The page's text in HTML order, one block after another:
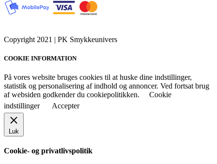
Copyright 2021 | PK Smykkeunivers
COOKIE INFORMATION
På vores website bruges cookies til at huske dine indstillinger,
statistik og personalisering af indhold og annoncer. Ved fortsat brug
af websiden godkender du cookiepolitikken.
Cookie
indstillinger
Accepter
Luk
Cookie- og privatlivspolitik